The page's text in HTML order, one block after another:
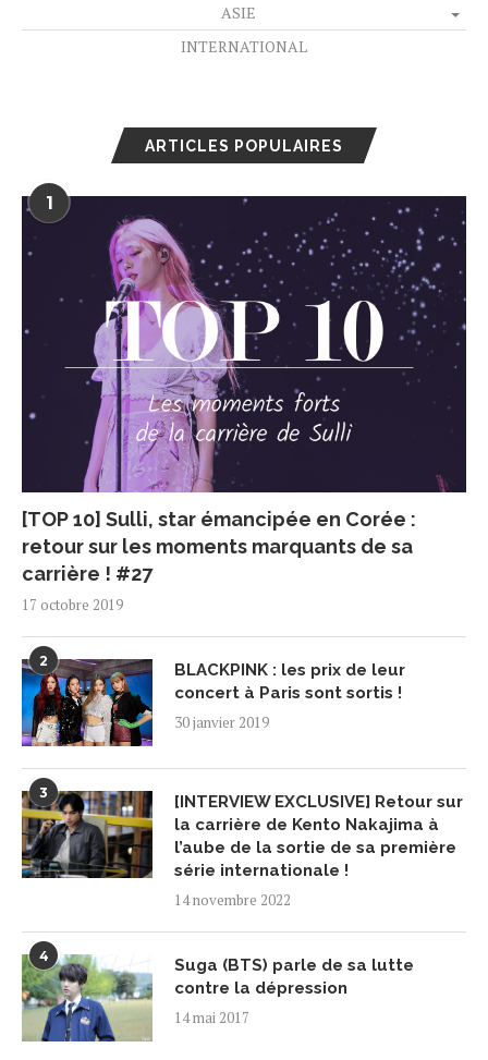
ASIE
INTERNATIONAL
ARTICLES POPULAIRES
1
[TOP 10] Sulli, star émancipée en Corée :
retour sur les moments marquants de sa
carrière ! #27
17 octobre 2019
2
BLACKPINK : les prix de leur
concert à Paris sont sortis !
30 janvier 2019
3
[INTERVIEW EXCLUSIVE] Retour sur
la carrière de Kento Nakajima à
l’aube de la sortie de sa première
série internationale !
14 novembre 2022
4
Suga (BTS) parle de sa lutte
contre la dépression
14 mai 2017